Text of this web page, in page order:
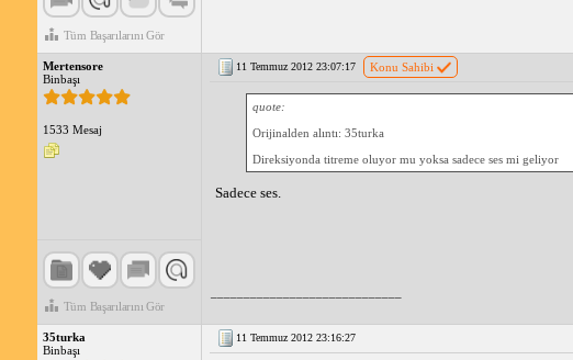
Tüm Başarılarını Gör
Mertensore
Binbaşı
1533 Mesaj
Tüm Başarılarını Gör
11 Temmuz 2012 23:07:17 Konu Sahibi
quote:
Orijinalden alıntı: 35turka
Direksiyonda titreme oluyor mu yoksa sadece ses mi geliyor
Sadece ses.
35turka
Binbaşı
11 Temmuz 2012 23:16:27